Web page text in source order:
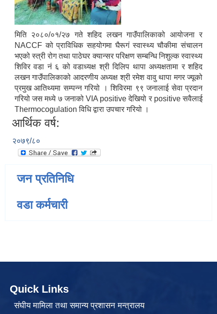
मिति २०८०/०१/२७ गते शहिद लखन गाउॅंपालिकाको आयोजना र
NACCF को प्राविधिक सहयोगमा घैरूगं स्वास्थ्य चौकीमा संचालन
भएको स्त्री रोग तथा पाठेघर क्यान्सर परिक्षण सम्बन्धि निशुल्क स्वास्थ्य
शिविर वडा नं ६ को वडाध्यक्ष श्री दिलिप थापा अध्यक्षतामा र शहिद
लखन गाउॅंपालिकाको आदरणीय अध्यक्ष श्री रमेश वावु थापा मगर ज्यूको
प्रमुख आतिथ्यमा सम्पन्न गरियो । शिविरमा ९९ जनालाई सेवा प्रदान
गरियो जस मध्ये ७ जनाको VIA positive देखियो र positive सवैलाई
Thermocogulation विधि द्वारा उपचार गरियो ।
आर्थिक वर्ष:
२०७९/८०
जन प्रतिनिधि
वडा कर्मचारी
Quick Links
संघीय मामिला तथा समान्य प्रशासन मन्त्रालय